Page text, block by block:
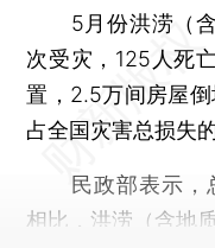
5月份洪涝（含
次受灾，125人死
置，2.5万间房屋
占全国灾害总损失
民政部表示，
相比，洪涝（含地